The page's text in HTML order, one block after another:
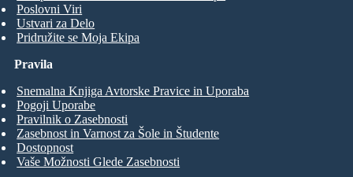
Poslovni Viri
Ustvari za Delo
Pridružite se Moja Ekipa
Pravila
Snemalna Knjiga Avtorske Pravice in Uporaba
Pogoji Uporabe
Pravilnik o Zasebnosti
Zasebnost in Varnost za Šole in Študente
Dostopnost
Vaše Možnosti Glede Zasebnosti